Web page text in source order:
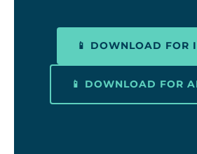
📱 DOWNLOAD FOR
📱 DOWNLOAD FOR